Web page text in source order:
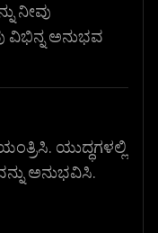
ನೀವು
ವಿಭಿನ್ನ ಅನುಭವ
ಯುದ್ಧಗಳಲ್ಲಿ
ಅನುಭವಿಸಿ.